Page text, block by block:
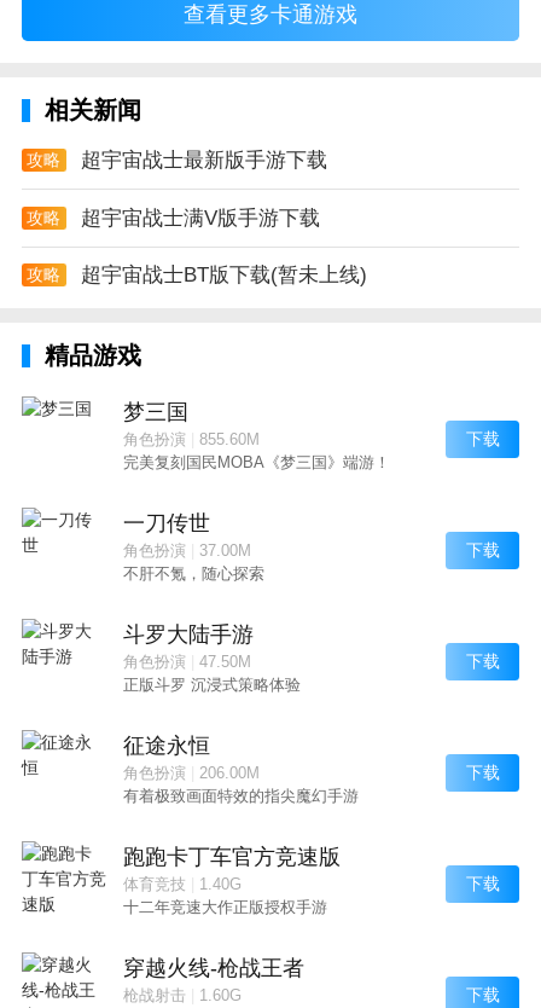
查看更多卡通游戏
相关新闻
攻略 超宇宙战士最新版手游下载
攻略 超宇宙战士满V版手游下载
攻略 超宇宙战士BT版下载(暂未上线)
精品游戏
梦三国
角色扮演| 855.60M
完美复刻国民MOBA《梦三国》端游！
下载
一刀传世
角色扮演| 37.00M
不肝不氪，随心探索
下载
斗罗大陆手游
角色扮演| 47.50M
正版斗罗 沉浸式策略体验
下载
征途永恒
角色扮演| 206.00M
有着极致画面特效的指尖魔幻手游
下载
跑跑卡丁车官方竞速版
体育竞技
1.40G
十二年竞速大作正版授权手游
下载
穿越火线-枪战王者
枪战射击 1.60G 下载